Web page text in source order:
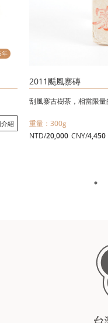
年
紹
2011颳風寨磚
刮風寨古樹茶，相當限
重量：300g
NTD/20,000 CNY/4,450